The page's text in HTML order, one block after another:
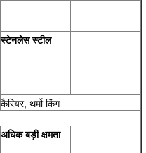
स्टेनलेस स्टील
कैरियर, थर्मो किंग
अधिक बड़ी क्षमता